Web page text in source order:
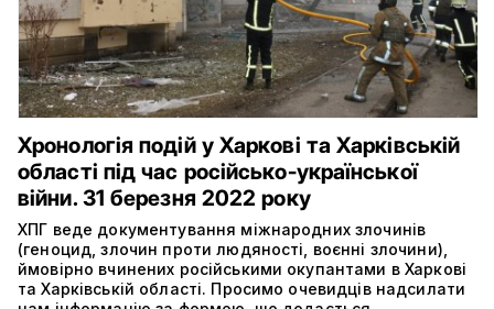
Хронологія подій у Харкові та Харківській
області під час російсько-української
війни. 31 березня 2022 року
ХПГ веде документування міжнародних злочинів
(геноцид, злочин проти людяності, воєнні злочини),
ймовірно вчинених російськими окупантами в Харкові
та Харківській області. Просимо очевидців надсилати